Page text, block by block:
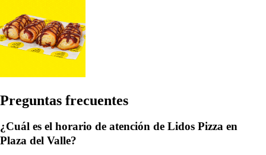
Preguntas frecuentes
¿Cuál es el horario de atención de Lidos Pizza en
Plaza del Valle?